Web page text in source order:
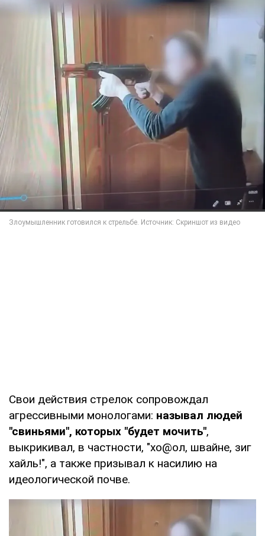
Свои действия стрелок сопровождал
агрессивными монологами: называл людей
"свиньями", которых "будет мочить",
выкрикивал, в частности, "хо@ол, швайне, зиг
хайль!", а также призывал к насилию на
идеологической почве.